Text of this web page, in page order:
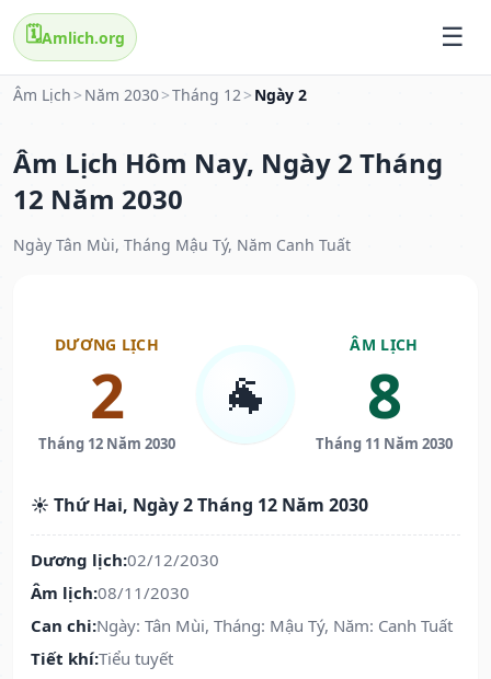
🗓️Amlich.org
Âm Lịch > Năm 2030>Tháng 12> Ngày 2
Âm Lịch Hôm Nay, Ngày 2 Tháng
12 Năm 2030
Ngày Tân Mùi, Tháng Mậu Tý, Năm Canh Tuất
DƯƠNG LỊCH
2
Tháng 12 Năm 2030
🐐
ÂM LỊCH
8
Tháng 11 Năm 2030
☀️ Thứ Hai, Ngày 2 Tháng 12 Năm 2030
Dương lịch:02/12/2030
Âm lịch:08/11/2030
Can chi:Ngày: Tân Mùi, Tháng: Mậu Tý, Năm: Canh Tuất
Tiết khí:Tiểu tuyết